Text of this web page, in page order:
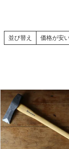
並び替え 価格が安